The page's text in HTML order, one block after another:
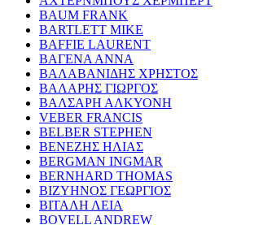
BAUM FRANK
BARTLETT MIKE
BAFFIE LAURENT
ΒΑΓΕΝΑ ΑΝΝΑ
ΒΑΛΑΒΑΝΙΔΗΣ ΧΡΗΣΤΟΣ
ΒΑΛΑΡΗΣ ΓΙΩΡΓΟΣ
ΒΑΛΣΑΡΗ ΑΛΚΥΟΝΗ
VEBER FRANCIS
BELBER STEPHEN
ΒΕΝΕΖΗΣ ΗΛΙΑΣ
BERGMAN INGMAR
BERNHARD THOMAS
ΒΙΖΥΗΝΟΣ ΓΕΩΡΓΙΟΣ
ΒΙΤΑΛΗ ΛΕΙΑ
BOVELL ANDREW